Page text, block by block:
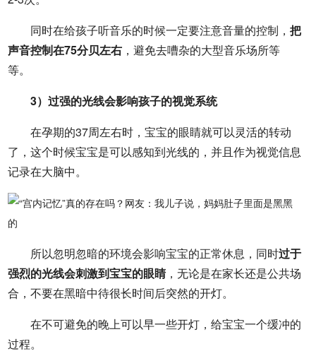
同时在给孩子听音乐的时候一定要注意音量的控制， 把
声音控制在75分贝左右，避免去嘈杂的大型音乐场所等
等。
3）过强的光线会影响孩子的视觉系统
在孕期的37周左右时，宝宝的眼睛就可以灵活的转动
了，这个时候宝宝是可以感知到光线的，并且作为视觉信息
记录在大脑中。
所以忽明忽暗的环境会影响宝宝的正常休息，同时过于
强烈的光线会刺激到宝宝的眼睛，无论是在家长还是公共场
合，不要在黑暗中待很长时间后突然的开灯。
在不可避免的晚上可以早一些开灯，给宝宝一个缓冲的
过程。